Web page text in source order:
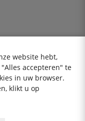
website hebt,
accepteren" te
in uw browser.
klikt u op